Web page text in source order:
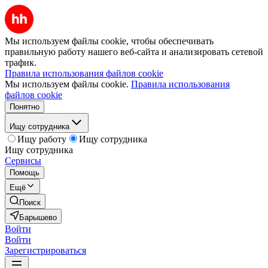
Мы используем файлы cookie, чтобы обеспечивать
правильную работу нашего веб-сайта и анализировать сетевой
трафик.
Правила использования файлов cookie
Мы используем файлы cookie. Правила использования
файлов cookie
Понятно
Ищу сотрудника
Ищу работу
Ищу сотрудника
Ищу сотрудника
Сервисы
Помощь
Ещё
Поиск
Барышево
Войти
Войти
Зарегистрироваться